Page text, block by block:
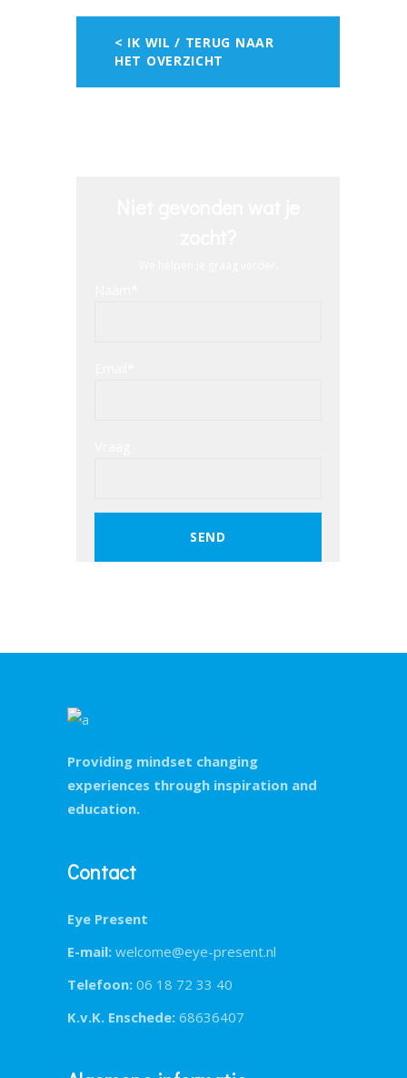
< IK WIL / TERUG NAAR
HET OVERZICHT
Providing mindset changing
experiences through inspiration and
education.
Contact
Eye Present
E-mail: welcome@eye-present.nl
Telefoon: 06 18 72 33 40
K.v.K. Enschede: 68636407